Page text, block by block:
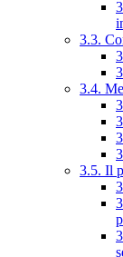
3.3.
3.4.
3.5. Il